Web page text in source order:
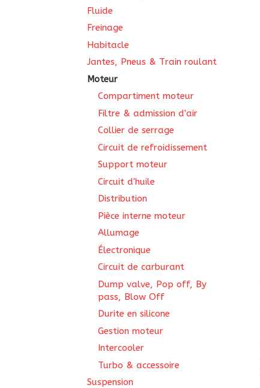
Fluide
Freinage
Habitacle
Jantes, Pneus & Train roulant
Moteur
Compartiment moteur
Filtre & admission d'air
Collier de serrage
Circuit de refroidissement
Support moteur
Circuit d'huile
Distribution
Pièce interne moteur
Allumage
Électronique
Circuit de carburant
Dump valve, Pop off, By
pass, Blow Off
Durite en silicone
Gestion moteur
Intercooler
Turbo & accessoire
Suspension